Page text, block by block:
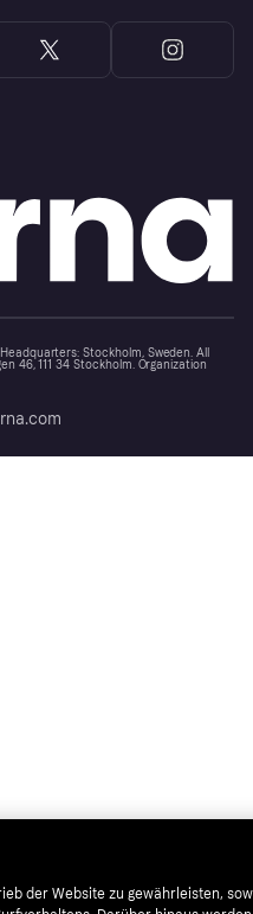
Stockholm, Sweden. All
46, 111 34 Stockholm. Organization
der Website zu gewährleisten,